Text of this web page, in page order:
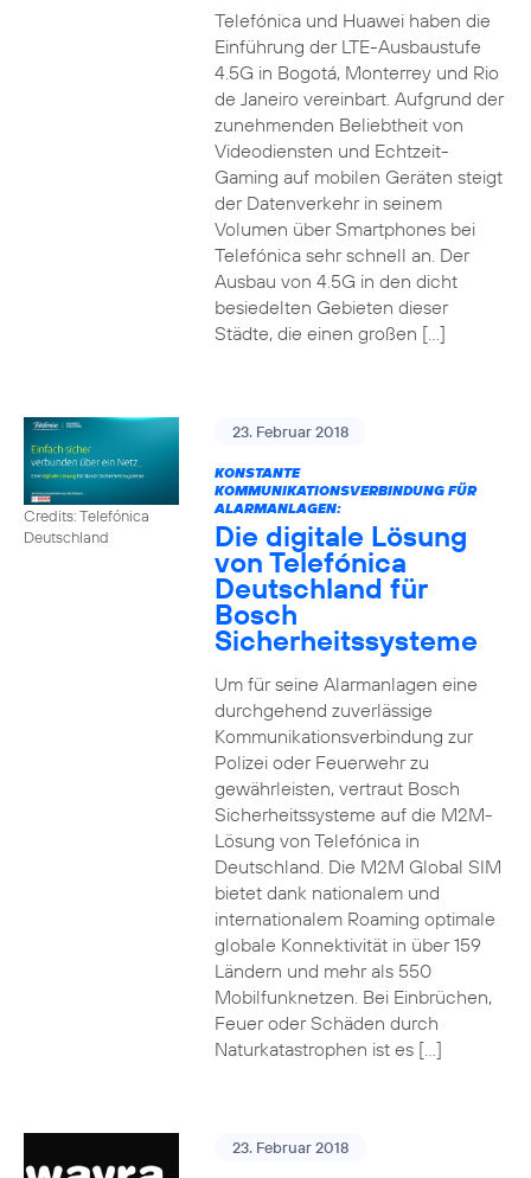
Telefónica und Huawei haben die
Einführung der LTE-Ausbaustufe
4.5G in Bogotá, Monterrey und Rio
de Janeiro vereinbart. Aufgrund der
zunehmenden Beliebtheit von
Videodiensten und Echtzeit-
Gaming auf mobilen Geräten steigt
der Datenverkehr in seinem
Volumen über Smartphones bei
Telefónica sehr schnell an. Der
Ausbau von 4.5G in den dicht
besiedelten Gebieten dieser
Städte, die einen großen […]
Credits: Telefónica
Deutschland
23. Februar 2018
KONSTANTE
KOMMUNIKATIONSVERBINDUNG FÜR
ALARMANLAGEN:
Die digitale Lösung
von Telefónica
Deutschland für
Bosch
Sicherheitssysteme
Um für seine Alarmanlagen eine
durchgehend zuverlässige
Kommunikationsverbindung zur
Polizei oder Feuerwehr zu
gewährleisten, vertraut Bosch
Sicherheitssysteme auf die M2M-
Lösung von Telefónica in
Deutschland. Die M2M Global SIM
bietet dank nationalem und
internationalem Roaming optimale
globale Konnektivität in über 159
Ländern und mehr als 550
Mobilfunknetzen. Bei Einbrüchen,
Feuer oder Schäden durch
Naturkatastrophen ist es […]
23. Februar 2018